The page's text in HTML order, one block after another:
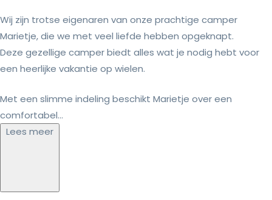
Wij zijn trotse eigenaren van onze prachtige camper
Marietje, die we met veel liefde hebben opgeknapt.
Deze gezellige camper biedt alles wat je nodig hebt voor
een heerlijke vakantie op wielen.
Met een slimme indeling beschikt Marietje over een
comfortabel...
Lees meer